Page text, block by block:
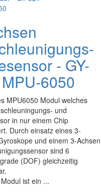
- GY-
6050
MPU6050 Modul welches
und
in nur einem Chip
Durch einsatz eines 3-
und einem 3-Achsen
sind 6
(DOF) gleichzeitig
ist ein ...